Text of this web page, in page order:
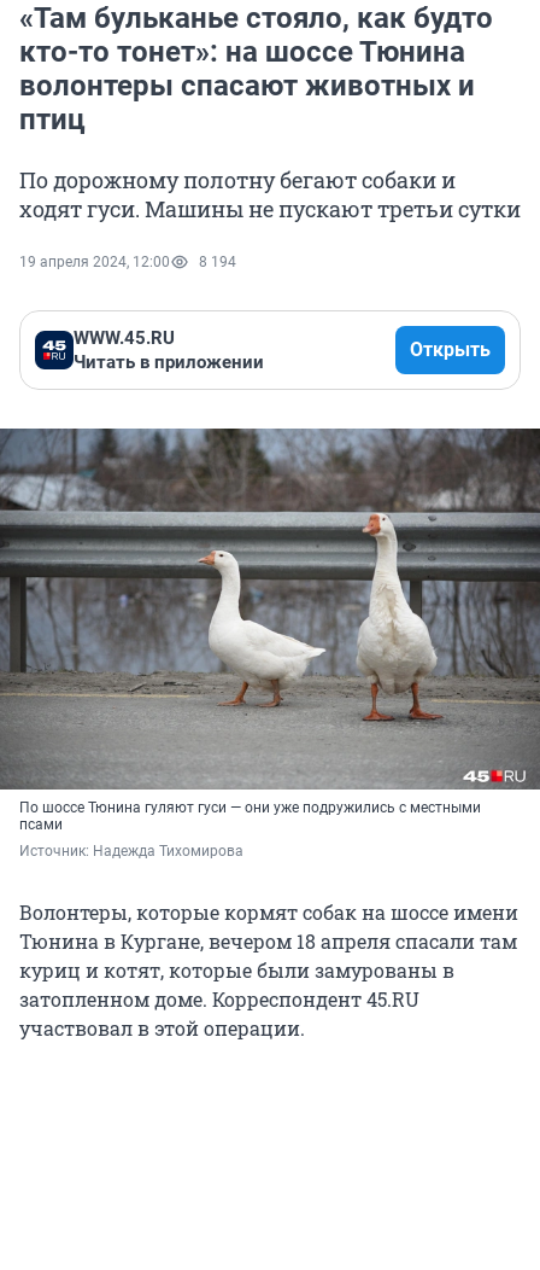
«Там бульканье стояло, как будто
кто-то тонет»: на шоссе Тюнина
волонтеры спасают животных и
птиц
По дорожному полотну бегают собаки и
ходят гуси. Машины не пускают третьи сутки
19 апреля 2024, 12:00 8 194
WWW.45.RU
Читать в приложении
Открыть
По шоссе Тюнина гуляют гуси — они уже подружились с местными
псами
Источник: Надежда Тихомирова
Волонтеры, которые кормят собак на шоссе имени
Тюнина в Кургане, вечером 18 апреля спасали там
куриц и котят, которые были замурованы в
затопленном доме. Корреспондент 45.RU
участвовал в этой операции.